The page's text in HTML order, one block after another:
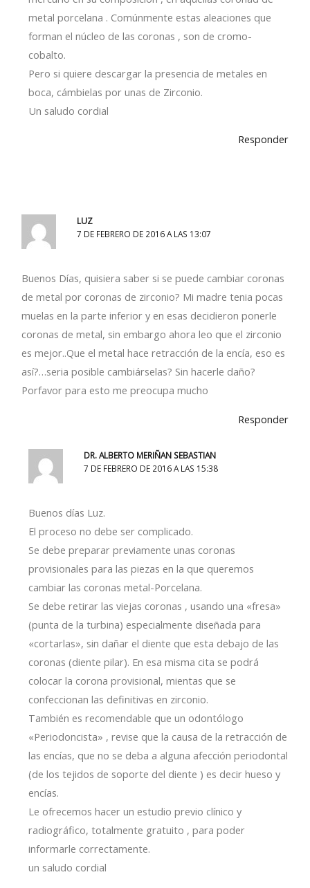
metal porcelana . Comúnmente estas aleaciones que
forman el núcleo de las coronas , son de cromo-
cobalto.
Pero si quiere descargar la presencia de metales en
boca, cámbielas por unas de Zirconio.
Un saludo cordial
Responder
LUZ
7 DE FEBRERO DE 2016 A LAS 13:07
Buenos Días, quisiera saber si se puede cambiar coronas
de metal por coronas de zirconio? Mi madre tenia pocas
muelas en la parte inferior y en esas decidieron ponerle
coronas de metal, sin embargo ahora leo que el zirconio
es mejor..Que el metal hace retracción de la encía, eso es
así?…seria posible cambiárselas? Sin hacerle daño?
Porfavor para esto me preocupa mucho
Responder
DR. ALBERTO MERIÑAN SEBASTIAN
7 DE FEBRERO DE 2016 A LAS 15:38
Buenos días Luz.
El proceso no debe ser complicado.
Se debe preparar previamente unas coronas
provisionales para las piezas en la que queremos
cambiar las coronas metal-Porcelana.
Se debe retirar las viejas coronas , usando una «fresa»
(punta de la turbina) especialmente diseñada para
«cortarlas», sin dañar el diente que esta debajo de las
coronas (diente pilar). En esa misma cita se podrá
colocar la corona provisional, mientas que se
confeccionan las definitivas en zirconio.
También es recomendable que un odontólogo
«Periodoncista» , revise que la causa de la retracción de
las encías, que no se deba a alguna afección periodontal
(de los tejidos de soporte del diente ) es decir hueso y
encías.
Le ofrecemos hacer un estudio previo clínico y
radiográfico, totalmente gratuito , para poder
informarle correctamente.
un saludo cordial